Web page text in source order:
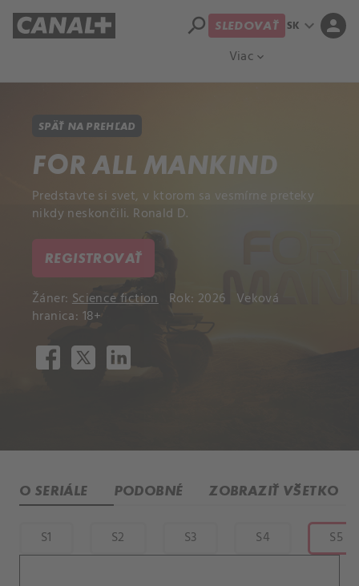
Viac expand_more
search SLEDOVAŤ SK expand_more person
SPÄŤ NA PREHĽAD
FOR ALL MANKIND
Predstavte si svet, v ktorom sa vesmírne preteky
nikdy neskončili. Ronald D.
REGISTROVAŤ
Žáner: Science fiction Rok: 2026 Veková
hranica: 18+
O SERIÁLE PODOBNÉ ZOBRAZIŤ VŠETKO
S1 S2 S3 S4 S5